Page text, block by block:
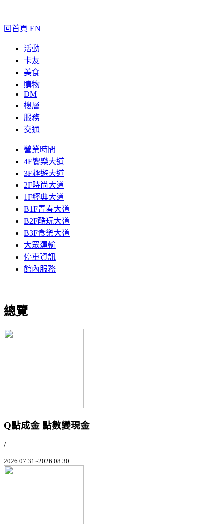
回首頁 EN
活動
卡友
美食
購物
DM
樓層
服務
交通
營業時間
4F饗樂大道
3F趣遊大道
2F時尚大道
1F經典大道
B1F青春大道
B2F酷玩大道
B3F食樂大道
大眾運輸
停車資訊
館內服務
總覽
Q點成金 點數變現金
/
2026.07.31~2026.08.30